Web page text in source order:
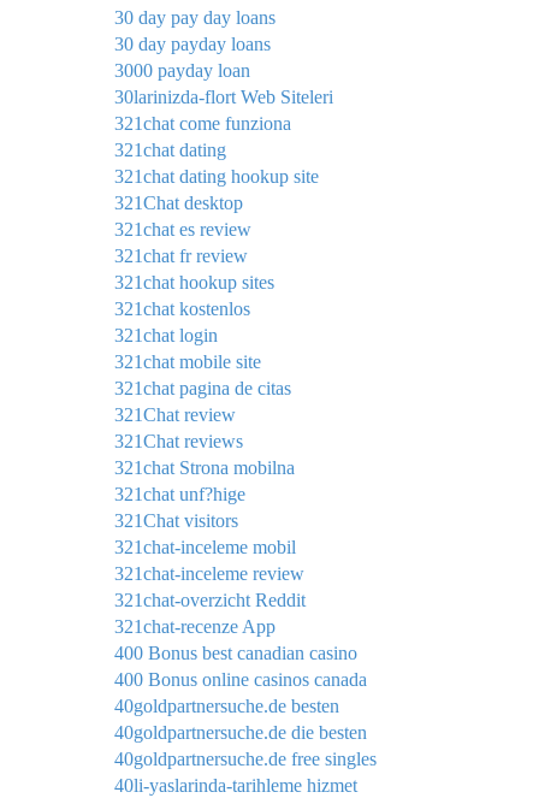
30 day pay day loans
30 day payday loans
3000 payday loan
30larinizda-flort Web Siteleri
321chat come funziona
321chat dating
321chat dating hookup site
321Chat desktop
321chat es review
321chat fr review
321chat hookup sites
321chat kostenlos
321chat login
321chat mobile site
321chat pagina de citas
321Chat review
321Chat reviews
321chat Strona mobilna
321chat unf?hige
321Chat visitors
321chat-inceleme mobil
321chat-inceleme review
321chat-overzicht Reddit
321chat-recenze App
400 Bonus best canadian casino
400 Bonus online casinos canada
40goldpartnersuche.de besten
40goldpartnersuche.de die besten
40goldpartnersuche.de free singles
40li-yaslarinda-tarihleme hizmet